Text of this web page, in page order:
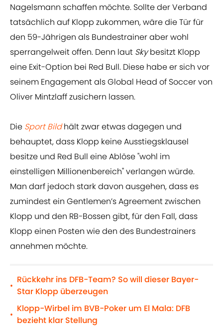
Nagelsmann schaffen möchte. Sollte der Verband
tatsächlich auf Klopp zukommen, wäre die Tür für
den 59-Jährigen als Bundestrainer aber wohl
sperrangelweit offen. Denn laut Skybesitzt Klopp
eine Exit-Option bei Red Bull. Diese habe er sich vor
seinem Engagement als Global Head of Soccer von
Oliver Mintzlaff zusichern lassen.
Die Sport Bildhält zwar etwas dagegen und
behauptet, dass Klopp keine Ausstiegsklausel
besitze und Red Bull eine Ablöse "wohl im
einstelligen Millionenbereich" verlangen würde.
Man darf jedoch stark davon ausgehen, dass es
zumindest ein Gentlemen’s Agreement zwischen
Klopp und den RB-Bossen gibt, für den Fall, dass
Klopp einen Posten wie den des Bundestrainers
annehmen möchte.
•
Rückkehr ins DFB-Team? So will dieser Bayer-
Star Klopp überzeugen
•
Klopp-Wirbel im BVB-Poker um El Mala: DFB
bezieht klar Stellung